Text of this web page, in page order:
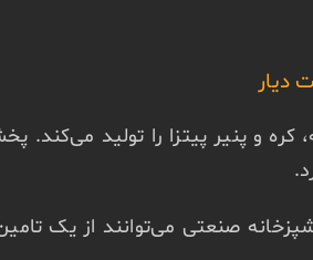
دیار
و پنیر پیتزا را تولید می‌کند.
صنعتی می‌توانند از یک